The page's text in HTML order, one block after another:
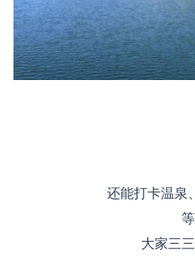
还能打卡温泉
大家三